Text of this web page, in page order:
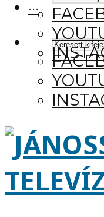
···